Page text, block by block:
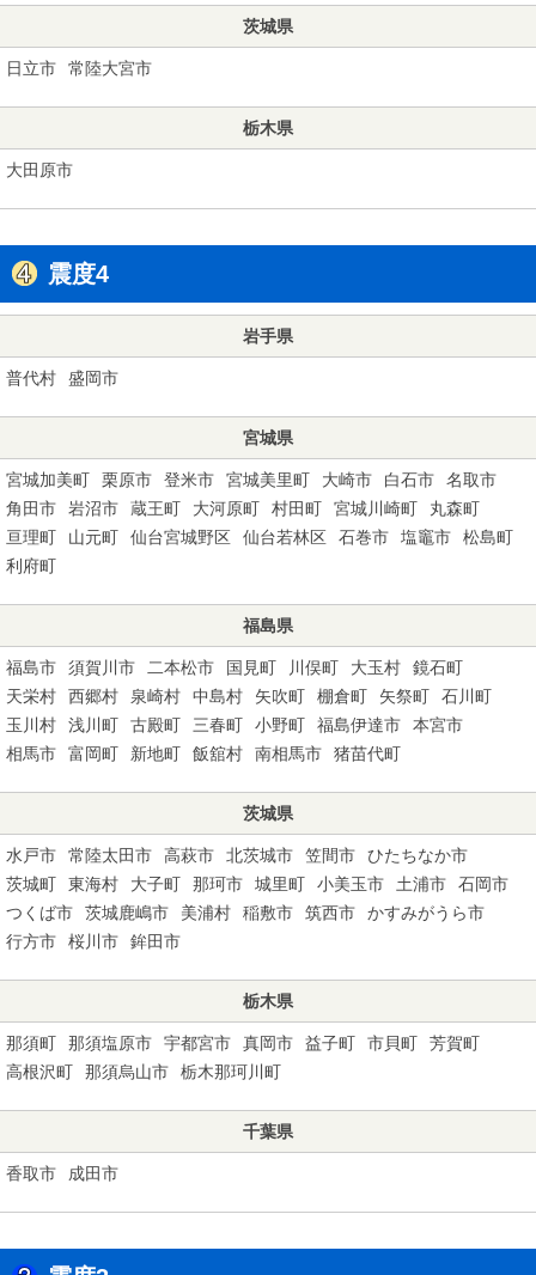
茨城県
日立市 常陸大宮市
栃木県
大田原市
震度4
岩手県
普代村 盛岡市
宮城県
宮城加美町 栗原市 登米市 宮城美里町 大崎市 白石市
名取市
角田市
岩沼市 蔵王町 大河原町 村田町 宮城川崎町
丸森町
亘理町
山元町 仙台宮城野区 仙台若林区 石巻市 塩竈市
松島町
利府町
福島県
福島市 須賀川市 二本松市 国見町 川俣町 大玉村
鏡石町
天栄村
西郷村 泉崎村 中島村 矢吹町 棚倉町 矢祭町
石川町
玉川村
浅川町 古殿町 三春町 小野町 福島伊達市
本宮市
相馬市
富岡町 新地町 飯舘村 南相馬市 猪苗代町
茨城県
水戸市 常陸太田市 高萩市 北茨城市 笠間市
ひたちなか市
茨城町
東海村 大子町 那珂市 城里町 小美玉市 土浦市
石岡市
つくば市
茨城鹿嶋市 美浦村 稲敷市 筑西市
かすみがうら市
行方市
桜川市 鉾田市
栃木県
那須町 那須塩原市 宇都宮市 真岡市 益子町 市貝町
芳賀町
高根沢町
那須烏山市 栃木那珂川町
千葉県
香取市 成田市